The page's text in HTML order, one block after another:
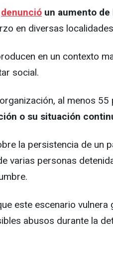
denunció un aumento
en diversas
en un contexto
social.
al menos
o su situación
la persistencia de
varias personas
este escenario
abusos durante la